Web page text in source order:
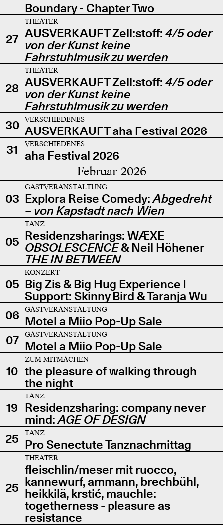
Boundary - Chapter Two
27
THEATER
AUSVERKAUFT Zell:stoff: 4/5 oder
von der Kunst keine
Fahrstuhlmusik zu werden
28
THEATER
AUSVERKAUFT Zell:stoff: 4/5 oder
von der Kunst keine
Fahrstuhlmusik zu werden
30
VERSCHIEDENES
AUSVERKAUFT aha Festival 2026
31
VERSCHIEDENES
aha Festival 2026
Februar 2026
03
GASTVERANSTALTUNG
Explora Reise Comedy:Abgedreht
– von Kapstadt nach Wien
05
TANZ
Residenzsharings: WÆXE
OBSOLESCENCE& Neil Höhener
THE IN BETWEEN
05
KONZERT
Big Zis & Big Hug Experience |
Support: Skinny Bird & Taranja Wu
06
GASTVERANSTALTUNG
Motel a Miio Pop-Up Sale
07
GASTVERANSTALTUNG
Motel a Miio Pop-Up Sale
10
ZUM MITMACHEN
the pleasure of walking through
the night
19
TANZ
Residenzsharing: company never
mind:AGE OF DESIGN
25
TANZ
Pro Senectute Tanznachmittag
25
THEATER
fleischlin/meser mit ruocco,
kannewurf, ammann, brechbühl,
heikkilä, krstić, mauchle:
togetherness - pleasure as
resistance